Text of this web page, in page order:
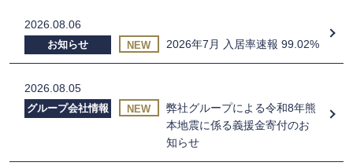
2026.08.06
お知らせ NEW 2026年7月 入居率速報 99.02%
2026.08.05
グループ会社情報 NEW
弊社グループによる令和8年熊
本地震に係る義援金寄付のお
知らせ